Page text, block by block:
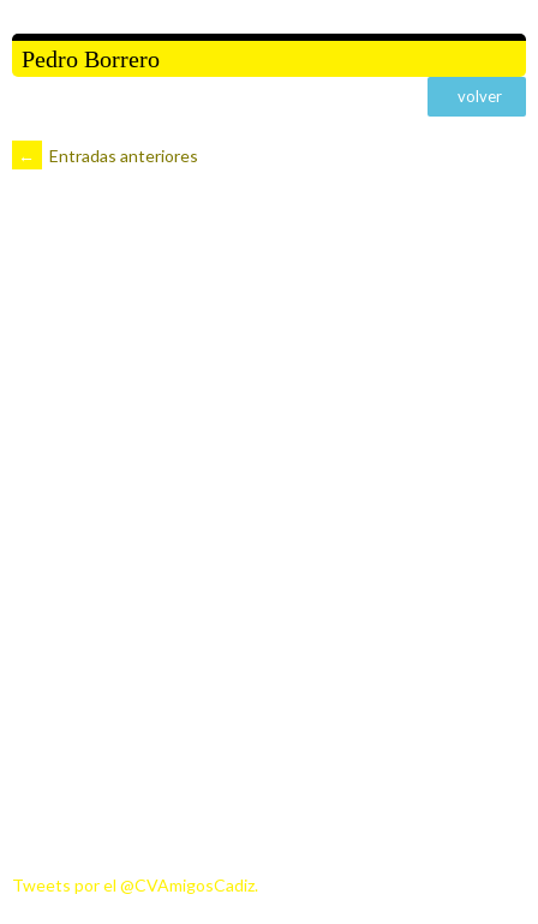
Pedro Borrero
volver
← Entradas anteriores
Tweets por el @CVAmigosCadiz.